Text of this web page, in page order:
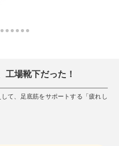
工場靴下だった！
て、足底筋をサポートする「疲れし